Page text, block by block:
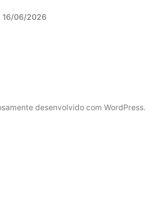
16/06/2026
desenvolvido com WordPress.